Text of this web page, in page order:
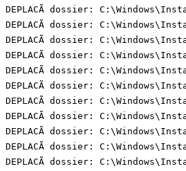
DEPLACÃ dossier:
DEPLACÃ dossier:
DEPLACÃ dossier:
DEPLACÃ dossier:
DEPLACÃ dossier:
DEPLACÃ dossier:
DEPLACÃ dossier:
DEPLACÃ dossier:
DEPLACÃ dossier:
DEPLACÃ dossier:
DEPLACÃ dossier: